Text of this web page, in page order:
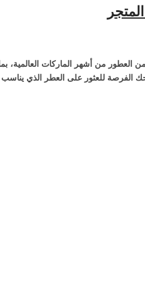
من أشهر الماركات العالمية،
الفرصة للعثور على العطر الذي